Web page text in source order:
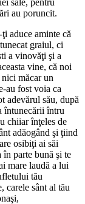
au poruncit.
aduce aminte că
graiul, ci
a vinovăţi şi a
vine, că noi
măcar un
au fost voia ca
adevărul său, după
întunecării întru
chiiar înţeles de
adăogând şi ţiind
osibiţi ai săi
parte bună şi te
mare laudă a lui
tău
carele sânt al tău